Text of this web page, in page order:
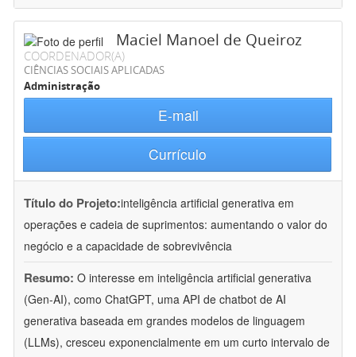
Maciel Manoel de Queiroz
COORDENADOR(A)
CIÊNCIAS SOCIAIS APLICADAS
Administração
E-mail
Currículo
Título do Projeto:inteligência artificial generativa em
operações e cadeia de suprimentos: aumentando o valor do
negócio e a capacidade de sobrevivência
Resumo: O interesse em inteligência artificial generativa
(Gen-AI), como ChatGPT, uma API de chatbot de AI
generativa baseada em grandes modelos de linguagem
(LLMs), cresceu exponencialmente em um curto intervalo de